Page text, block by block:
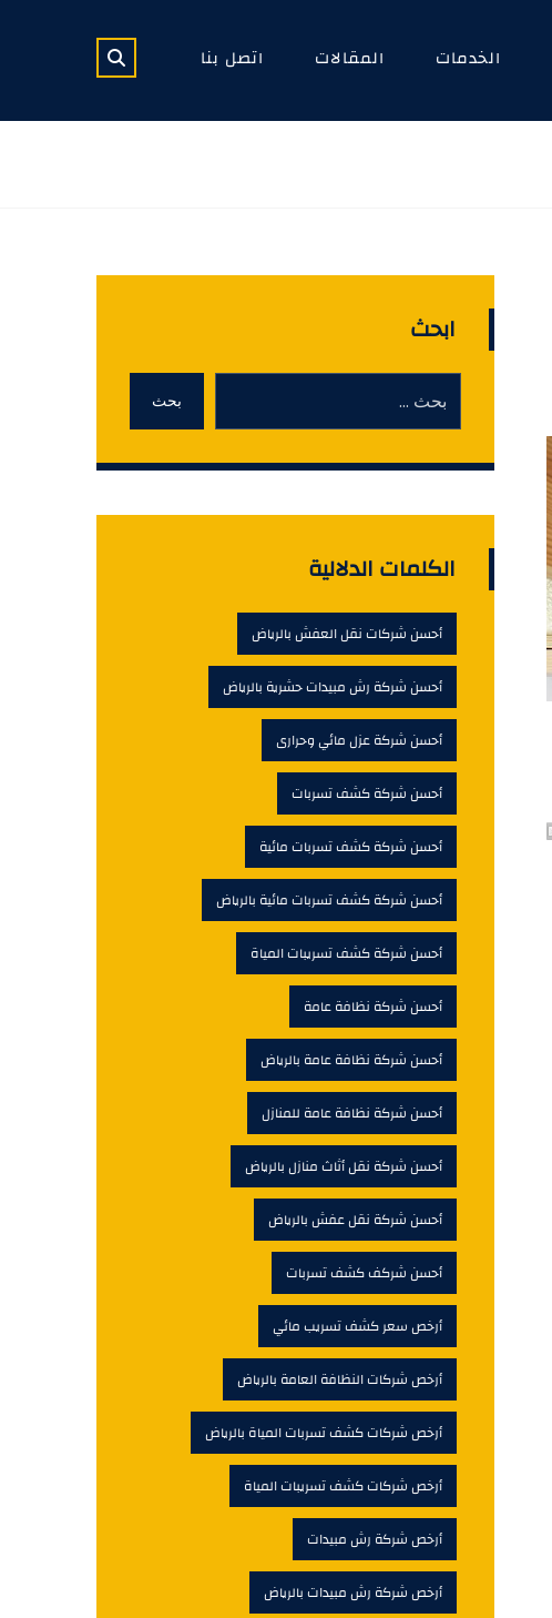
الخدمات المقالات اتصل بنا
ابحث
بحث
الكلمات الدلالية
أحسن شركات نقل العفش بالرياض
أحسن شركة رش مبيدات حشرية بالرياض
أحسن شركة عزل مائي وحرارى
أحسن شركة كشف تسربات
أحسن شركة كشف تسربات مائية
أحسن شركة كشف تسربات مائية بالرياض
أحسن شركة كشف تسريبات المياة
أحسن شركة نظافة عامة
أحسن شركة نظافة عامة بالرياض
أحسن شركة نظافة عامة للمنازل
أحسن شركة نقل أثاث منازل بالرياض
أحسن شركة نقل عفش بالرياض
أحسن شركف كشف تسربات
أرخص سعر كشف تسريب مائي
أرخص شركات النظافة العامة بالرياض
أرخص شركات كشف تسربات المياة بالرياض
أرخص شركات كشف تسريبات المياة
أرخص شركة رش مبيدات
أرخص شركة رش مبيدات بالرياض